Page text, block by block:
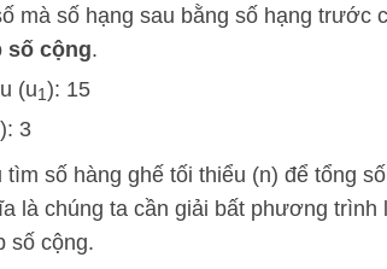
mà số hạng sau bằng số hạng trước
số cộng.
(u1): 15
): 3
tìm số hàng ghế tối thiểu (n) để tổng
là chúng ta cần giải bất phương trình
số cộng.